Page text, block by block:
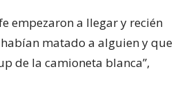
empezaron a llegar y recién
matado a alguien y que
de la camioneta blanca”,